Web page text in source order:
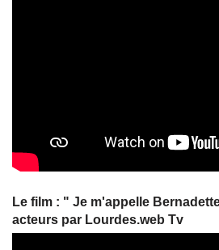
Le film : " Je m'appelle
acteurs par Lourdes.web Tv